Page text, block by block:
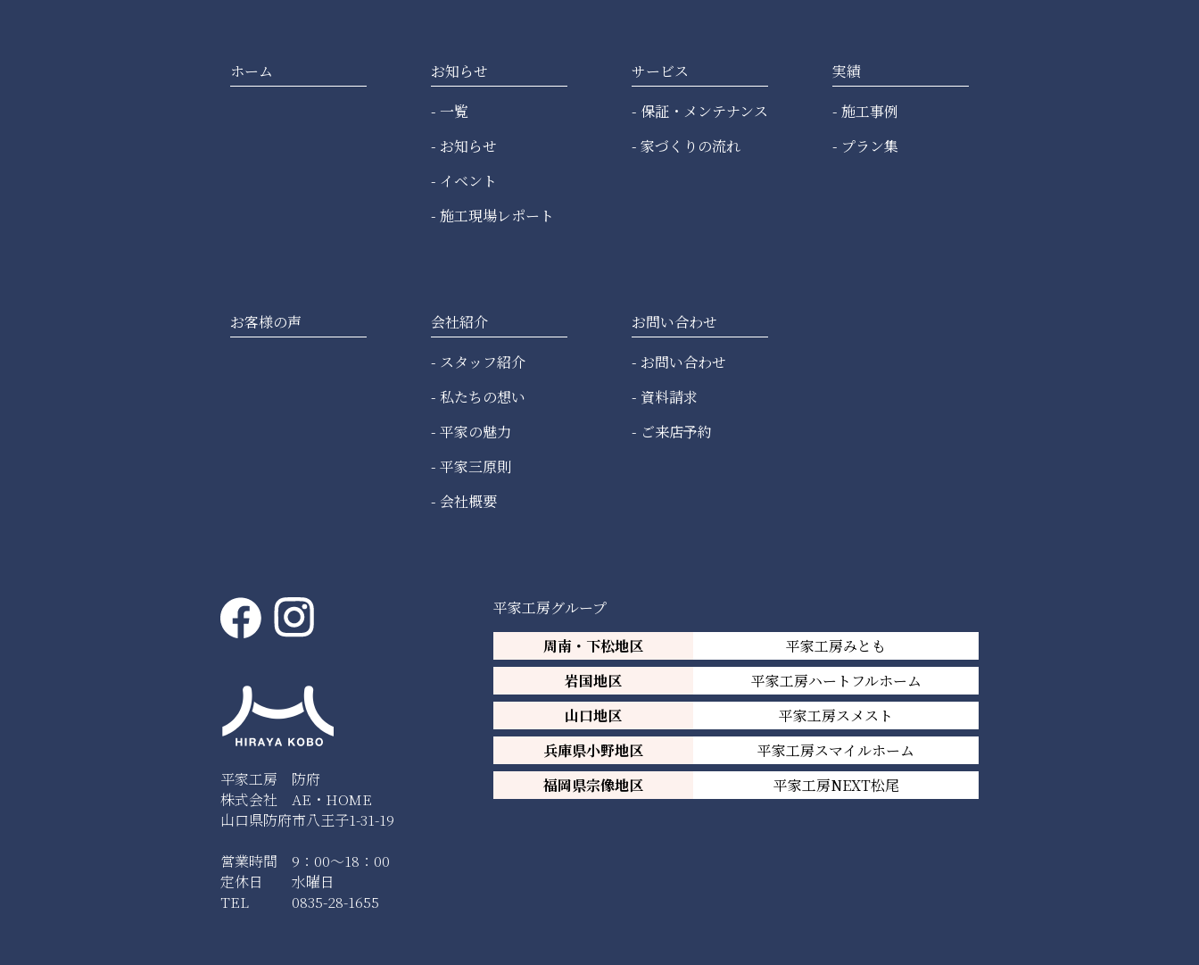
ホーム
お知らせ
一覧
お知らせ
イベント
施工現場レポート
サービス
保証・メンテナンス
家づくりの流れ
実績
施工事例
プラン集
お客様の声
会社紹介
スタッフ紹介
私たちの想い
平家の魅力
平家三原則
会社概要
お問い合わせ
お問い合わせ
資料請求
ご来店予約
平家工房 防府
株式会社 AE・HOME
山口県防府市八王子1-31-19
営業時間 9：00～18：00
定休日 水曜日
TEL 0835-28-1655
平家工房グループ
周南・下松地区
平家工房みとも
岩国地区
平家工房ハートフルホーム
山口地区
平家工房スメスト
兵庫県小野地区
平家工房スマイルホーム
福岡県宗像地区
平家工房NEXT松尾